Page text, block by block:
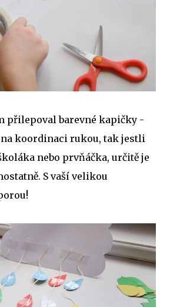
přilepoval barevné kapičky -
koordinaci rukou, tak jestli
nebo prvňáčka, určitě je
S vaší velikou